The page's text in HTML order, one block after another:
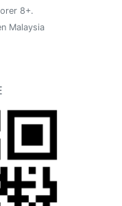
8+.
Malaysia